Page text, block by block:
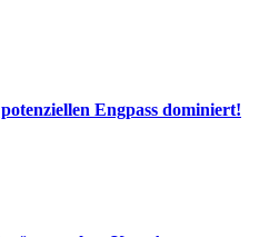
Engpass dominiert!